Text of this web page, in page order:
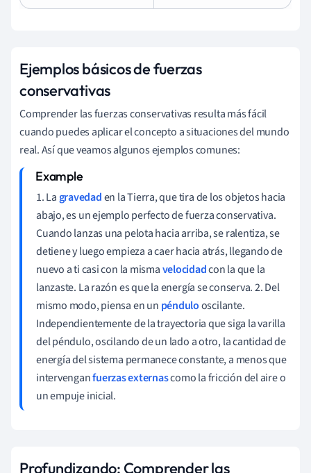
Ejemplos básicos de fuerzas
conservativas
Comprender las fuerzas conservativas resulta más fácil
cuando puedes aplicar el concepto a situaciones del mundo
real. Así que veamos algunos ejemplos comunes:
1. La gravedaden la Tierra, que tira de los objetos hacia
abajo, es un ejemplo perfecto de fuerza conservativa.
Cuando lanzas una pelota hacia arriba, se ralentiza, se
detiene y luego empieza a caer hacia atrás, llegando de
nuevo a ti casi con la mismavelocidadcon la que la
lanzaste. La razón es que la energía se conserva. 2. Del
mismo modo, piensa en un péndulooscilante.
Independientemente de la trayectoria que siga la varilla
del péndulo, oscilando de un lado a otro, la cantidad de
energía del sistema permanece constante, a menos que
intervenganfuerzas externascomo la fricción del aire o
un empuje inicial.
Profundizando: Comprender las